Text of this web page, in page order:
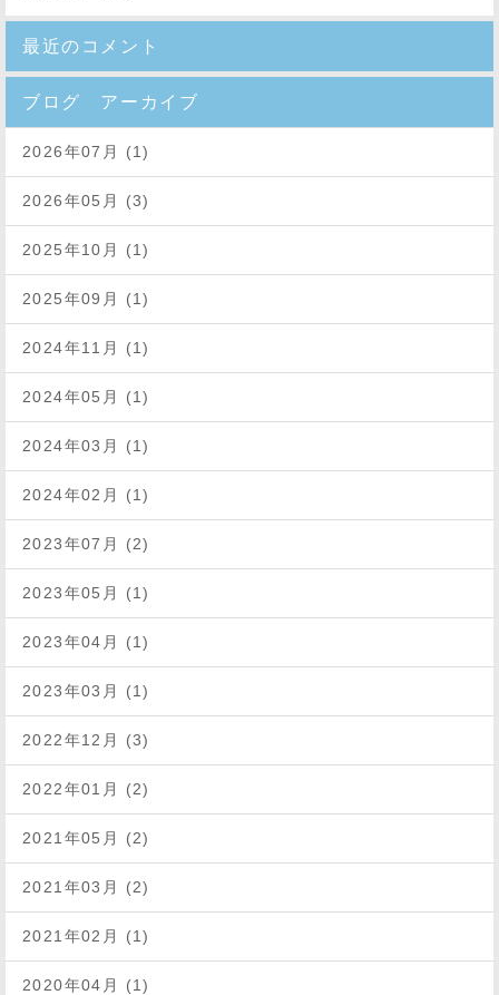
最近のコメント
ブログ アーカイブ
2026年07月 (1)
2026年05月 (3)
2025年10月 (1)
2025年09月 (1)
2024年11月 (1)
2024年05月 (1)
2024年03月 (1)
2024年02月 (1)
2023年07月 (2)
2023年05月 (1)
2023年04月 (1)
2023年03月 (1)
2022年12月 (3)
2022年01月 (2)
2021年05月 (2)
2021年03月 (2)
2021年02月 (1)
2020年04月 (1)